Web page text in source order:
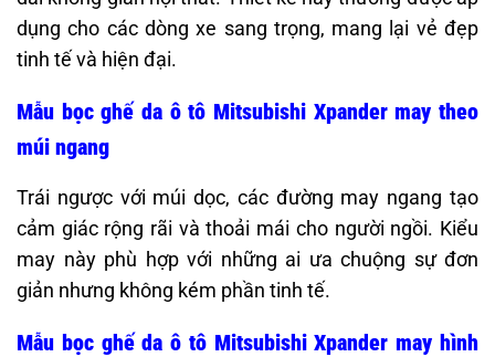
dụng cho các dòng xe sang trọng, mang lại vẻ đẹp
tinh tế và hiện đại. ​
Mẫu bọc ghế da ô tô Mitsubishi Xpander may theo
múi ngang
Trái ngược với múi dọc, các đường may ngang tạo
cảm giác rộng rãi và thoải mái cho người ngồi. Kiểu
may này phù hợp với những ai ưa chuộng sự đơn
giản nhưng không kém phần tinh tế.​
Mẫu bọc ghế da ô tô Mitsubishi Xpander may hình